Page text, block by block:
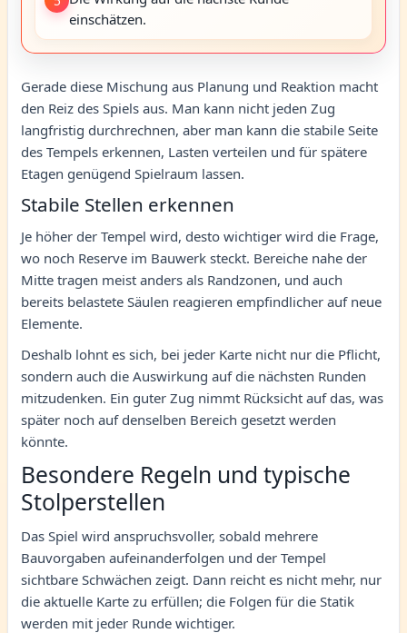
einschätzen.
Gerade diese Mischung aus Planung und Reaktion macht
den Reiz des Spiels aus. Man kann nicht jeden Zug
langfristig durchrechnen, aber man kann die stabile Seite
des Tempels erkennen, Lasten verteilen und für spätere
Etagen genügend Spielraum lassen.
Stabile Stellen erkennen
Je höher der Tempel wird, desto wichtiger wird die Frage,
wo noch Reserve im Bauwerk steckt. Bereiche nahe der
Mitte tragen meist anders als Randzonen, und auch
bereits belastete Säulen reagieren empfindlicher auf neue
Elemente.
Deshalb lohnt es sich, bei jeder Karte nicht nur die Pflicht,
sondern auch die Auswirkung auf die nächsten Runden
mitzudenken. Ein guter Zug nimmt Rücksicht auf das, was
später noch auf denselben Bereich gesetzt werden
könnte.
Besondere Regeln und typische
Stolperstellen
Das Spiel wird anspruchsvoller, sobald mehrere
Bauvorgaben aufeinanderfolgen und der Tempel
sichtbare Schwächen zeigt. Dann reicht es nicht mehr, nur
die aktuelle Karte zu erfüllen; die Folgen für die Statik
werden mit jeder Runde wichtiger.